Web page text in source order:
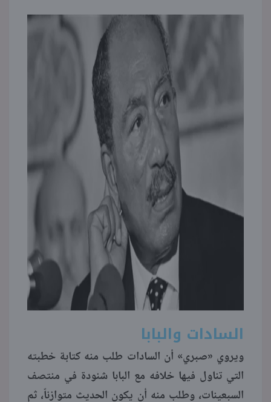
السادات والبابا
ويروي «صبري» أن السادات طلب منه كتابة خطبته
التي تناول فيها خلافه مع البابا شنودة في منتصف
السبعينات، وطلب منه أن يكون الحديث متوازناً، ثم